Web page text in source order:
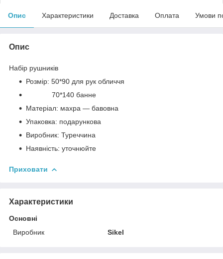
Опис Характеристики Доставка Оплата Умови
Опис
Набір рушників
Розмір: 50*90 для рук обличчя
70*140 банне
Матеріал: махра — бавовна
Упаковка: подарункова
Виробник: Туреччина
Наявність: уточнюйте
Приховати
Характеристики
Основні
Виробник
Sikel